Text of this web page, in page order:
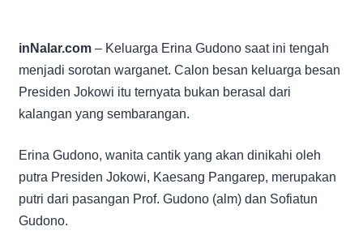
inNalar.com – Keluarga Erina Gudono saat ini tengah
menjadi sorotan warganet. Calon besan keluarga besan
Presiden Jokowi itu ternyata bukan berasal dari
kalangan yang sembarangan.
Erina Gudono, wanita cantik yang akan dinikahi oleh
putra Presiden Jokowi, Kaesang Pangarep, merupakan
putri dari pasangan Prof. Gudono (alm) dan Sofiatun
Gudono.